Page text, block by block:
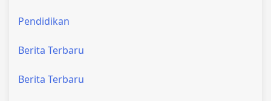
Pendidikan
Berita Terbaru
Berita Terbaru